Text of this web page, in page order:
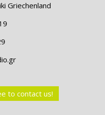
Griechenland
to contact us!